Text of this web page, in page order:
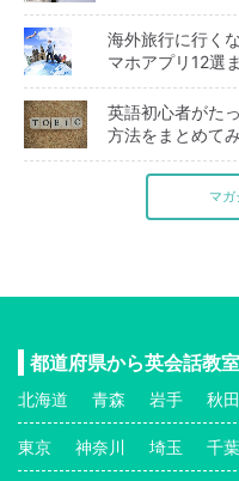
海外旅行に行く
マホアプリ12選
英語初心者がた
方法をまとめてみ
マガ
都道府県から英会話教
北海道 青森 岩手 秋田
東京 神奈川 埼玉 千葉